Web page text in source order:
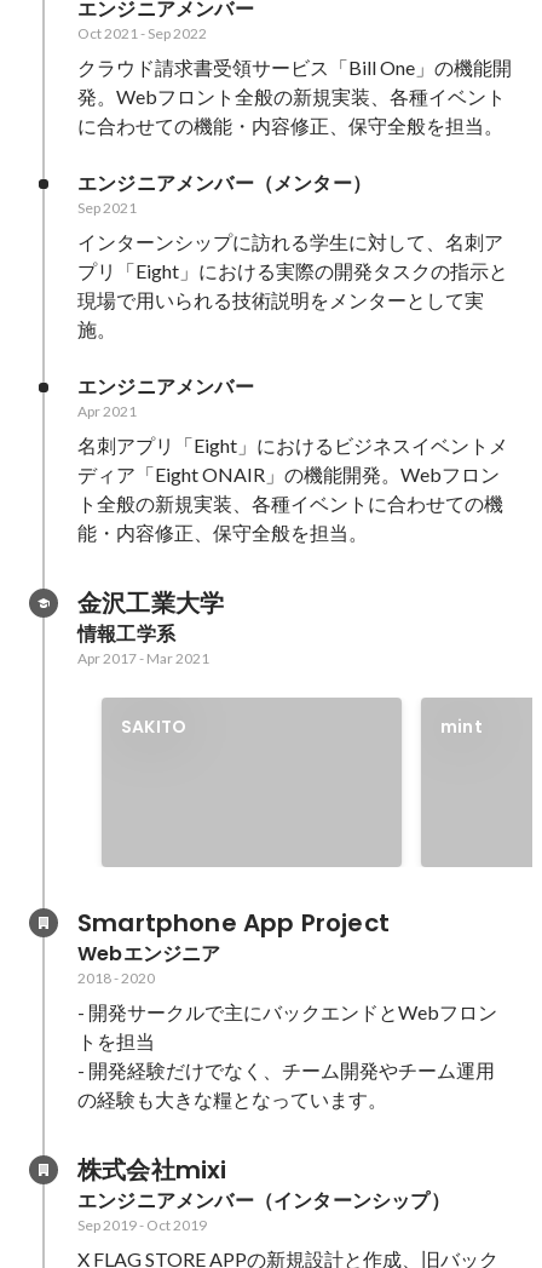
エンジニアメンバー
Oct 2021- Sep 2022
クラウド請求書受領サービス「Bill One」の機能開
発。Webフロント全般の新規実装、各種イベント
に合わせての機能・内容修正、保守全般を担当。
エンジニアメンバー（メンター）
Sep 2021
インターンシップに訪れる学生に対して、名刺ア
プリ「Eight」における実際の開発タスクの指示と
現場で用いられる技術説明をメンターとして実
施。
エンジニアメンバー
Apr 2021
名刺アプリ「Eight」におけるビジネスイベントメ
ディア「Eight ONAIR」の機能開発。Webフロン
ト全般の新規実装、各種イベントに合わせての機
能・内容修正、保守全般を担当。
金沢工業大学
情報工学系
Apr 2017- Mar 2021
SAKITO mint
Smartphone App Project
Webエンジニア
2018-2020
- 開発サークルで主にバックエンドとWebフロン
トを担当
- 開発経験だけでなく、チーム開発やチーム運用
の経験も大きな糧となっています。
株式会社mixi
エンジニアメンバー（インターンシップ）
Sep 2019- Oct 2019
X FLAG STORE APPの新規設計と作成、旧バック